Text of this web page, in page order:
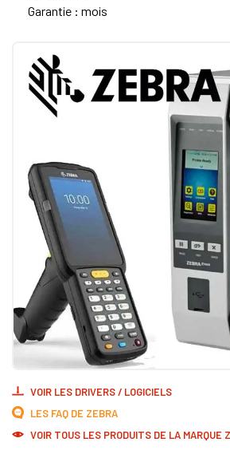
VOIR LES DRIVERS / LOGICIELS
LES FAQ DE ZEBRA
VOIR TOUS LES PRODUITS DE LA MARQUE
Garantie : mois